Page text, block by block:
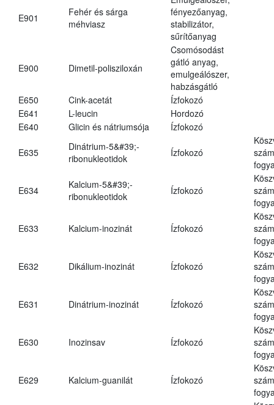
E901
Fehér és sárga
méhviasz
fényezőanyag,
stabilizátor,
sűrítőanyag
E900 Dimetil-polisziloxán
Csomósodást
gátló anyag,
emulgeálószer,
habzásgátló
E650
Cink-acetát
Ízfokozó
E641
L-leucin
Hordozó
E640
Glicin és nátriumsója Ízfokozó
E635
Dinátrium-5&#39;-
ribonukleotidok
Ízfokozó
E634
Kalcium-5&#39;-
ribonukleotidok
Ízfokozó
E633 Kalcium-inozinát Ízfokozó
E632 Dikálium-inozinát Ízfokozó
E631 Dinátrium-inozinát Ízfokozó
E630 Inozinsav Ízfokozó
E629 Kalcium-guanilát Ízfokozó